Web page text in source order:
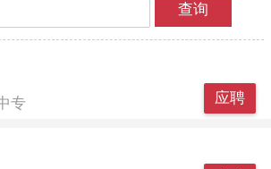
查询
专 应聘